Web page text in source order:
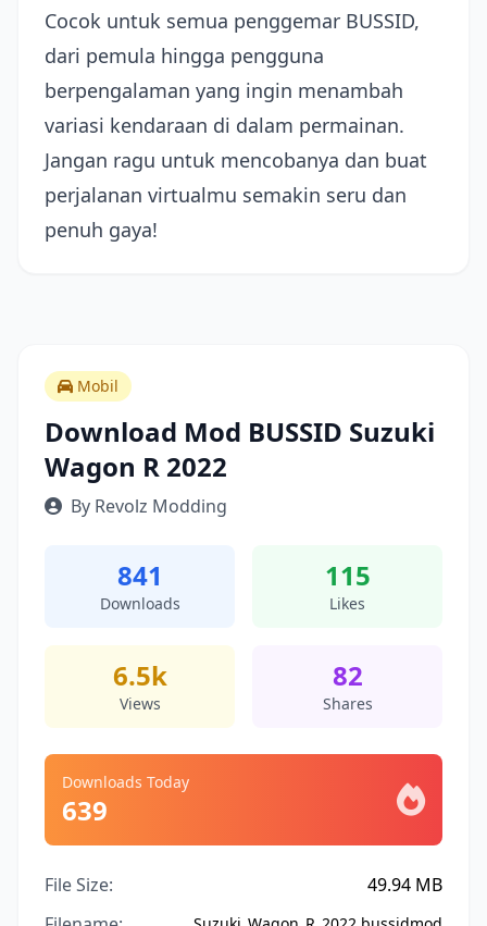
Cocok untuk semua penggemar BUSSID,
dari pemula hingga pengguna
berpengalaman yang ingin menambah
variasi kendaraan di dalam permainan.
Jangan ragu untuk mencobanya dan buat
perjalanan virtualmu semakin seru dan
penuh gaya!
Mobil
Download Mod BUSSID Suzuki
Wagon R 2022
By Revolz Modding
841
Downloads
115
Likes
6.5k
Views
82
Shares
Downloads Today
639
File Size:
49.94 MB